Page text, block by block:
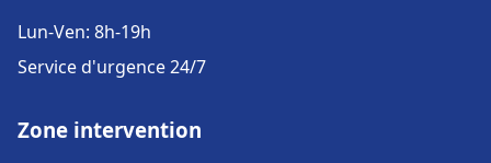
Lun-Ven: 8h-19h
Service d'urgence 24/7
Zone intervention